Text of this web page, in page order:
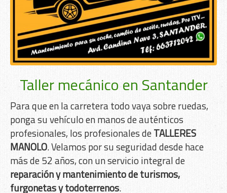
Taller mecánico en Santander
Para que en la carretera todo vaya sobre ruedas,
ponga su vehículo en manos de auténticos
profesionales, los profesionales deTALLERES
MANOLO. Velamos por su seguridad desde hace
más de 52 años, con un servicio integral de
reparación y mantenimiento de turismos,
furgonetas y todoterrenos.